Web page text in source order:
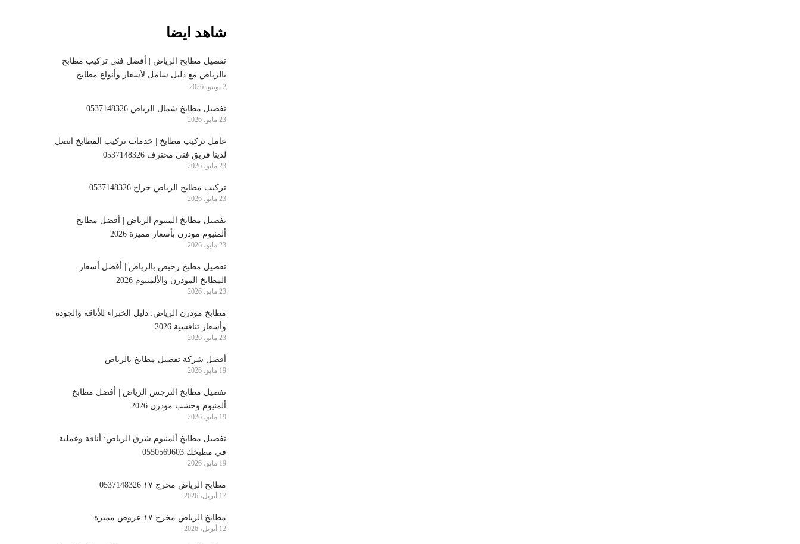
شاهد ايضا
تفصيل مطابخ الرياض | أفضل فني تركيب مطابخ
بالرياض مع دليل شامل لأسعار وأنواع مطابخ
الرياض
2 يونيو، 2026
تفصيل مطابخ شمال الرياض 0537148326
23 مايو، 2026
عامل تركيب مطابخ | خدمات تركيب المطابخ اتصل
لدينا فريق فني محترف 0537148326
23 مايو، 2026
تركيب مطابخ الرياض حراج 0537148326
23 مايو، 2026
تفصيل مطابخ المنيوم الرياض | أفضل مطابخ
ألمنيوم مودرن بأسعار مميزة 2026
23 مايو، 2026
تفصيل مطبخ رخيص بالرياض | أفضل أسعار
المطابخ المودرن والألمنيوم 2026
23 مايو، 2026
مطابخ مودرن الرياض: دليل الخبراء للأناقة والجودة
وأسعار تنافسية 2026
23 مايو، 2026
أفضل شركة تفصيل مطابخ بالرياض
19 مايو، 2026
تفصيل مطابخ النرجس الرياض | أفضل مطابخ
ألمنيوم وخشب مودرن 2026
19 مايو، 2026
تفصيل مطابخ ألمنيوم شرق الرياض: أناقة وعملية
في مطبخك 0550569603
19 مايو، 2026
مطابخ الرياض مخرج ١٧ 0537148326
17 أبريل، 2026
مطابخ الرياض مخرج ١٧ عروض مميزة
12 أبريل، 2026